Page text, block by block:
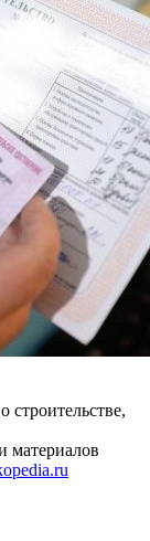
строительстве,
материалов